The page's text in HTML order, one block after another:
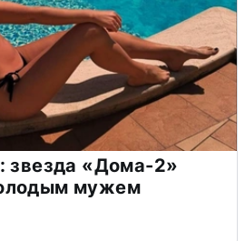
звезда «Дома-2»
мужем